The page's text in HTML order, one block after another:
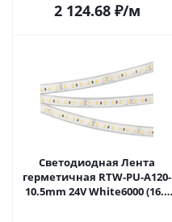
2 124.68₽/м
Светодиодная Лента
герметичная RTW-PU-A120-
10.5mm 24V White6000 (16.8